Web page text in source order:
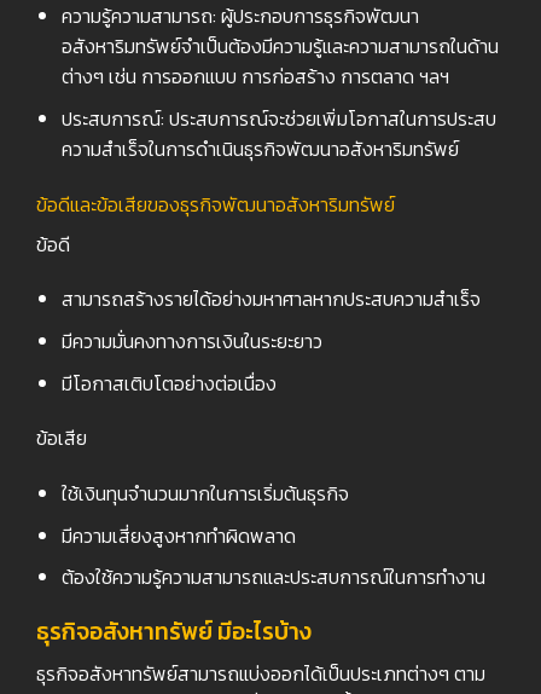
ความรู้ความสามารถ: ผู้ประกอบการธุรกิจพัฒนา
อสังหาริมทรัพย์จำเป็นต้องมีความรู้และความสามารถในด้าน
ต่างๆ เช่น การออกแบบ การก่อสร้าง การตลาด ฯลฯ
ประสบการณ์: ประสบการณ์จะช่วยเพิ่มโอกาสในการประสบ
ความสำเร็จในการดำเนินธุรกิจพัฒนาอสังหาริมทรัพย์
ข้อดีและข้อเสียของธุรกิจพัฒนาอสังหาริมทรัพย์
ข้อดี
สามารถสร้างรายได้อย่างมหาศาลหากประสบความสำเร็จ
มีความมั่นคงทางการเงินในระยะยาว
มีโอกาสเติบโตอย่างต่อเนื่อง
ข้อเสีย
ใช้เงินทุนจำนวนมากในการเริ่มต้นธุรกิจ
มีความเสี่ยงสูงหากทำผิดพลาด
ต้องใช้ความรู้ความสามารถและประสบการณ์ในการทำงาน
ธุรกิจอสังหาทรัพย์ มีอะไรบ้าง
ธุรกิจอสังหาทรัพย์สามารถแบ่งออกได้เป็นประเภทต่างๆ ตาม